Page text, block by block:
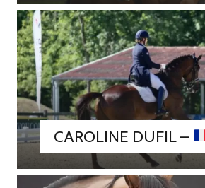
CAROLINE DUFIL –